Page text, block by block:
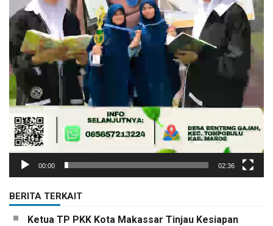
00:00 02:36
BERITA TERKAIT
Ketua TP PKK Kota Makassar Tinjau Kesiapan